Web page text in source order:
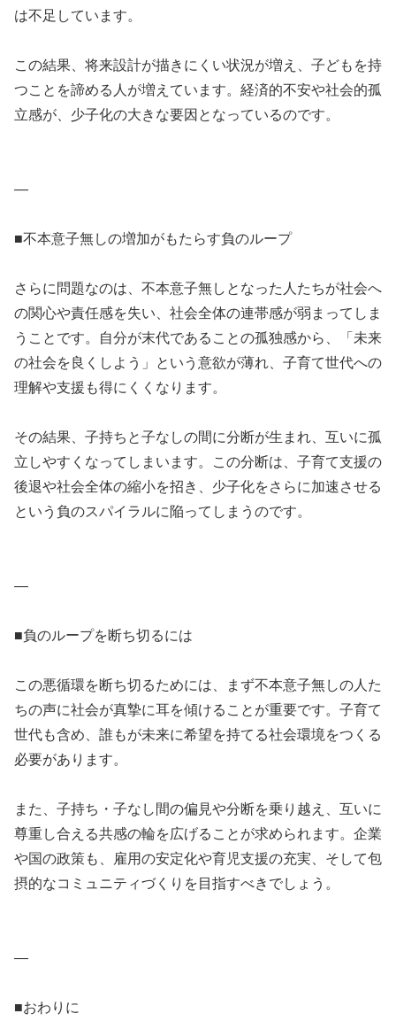
は不足しています。
この結果、将来設計が描きにくい状況が増え、子どもを持
つことを諦める人が増えています。経済的不安や社会的孤
立感が、少子化の大きな要因となっているのです。
—
■不本意子無しの増加がもたらす負のループ
さらに問題なのは、不本意子無しとなった人たちが社会へ
の関心や責任感を失い、社会全体の連帯感が弱まってしま
うことです。自分が末代であることの孤独感から、「未来
の社会を良くしよう」という意欲が薄れ、子育て世代への
理解や支援も得にくくなります。
その結果、子持ちと子なしの間に分断が生まれ、互いに孤
立しやすくなってしまいます。この分断は、子育て支援の
後退や社会全体の縮小を招き、少子化をさらに加速させる
という負のスパイラルに陥ってしまうのです。
—
■負のループを断ち切るには
この悪循環を断ち切るためには、まず不本意子無しの人た
ちの声に社会が真摯に耳を傾けることが重要です。子育て
世代も含め、誰もが未来に希望を持てる社会環境をつくる
必要があります。
また、子持ち・子なし間の偏見や分断を乗り越え、互いに
尊重し合える共感の輪を広げることが求められます。企業
や国の政策も、雇用の安定化や育児支援の充実、そして包
摂的なコミュニティづくりを目指すべきでしょう。
—
■おわりに